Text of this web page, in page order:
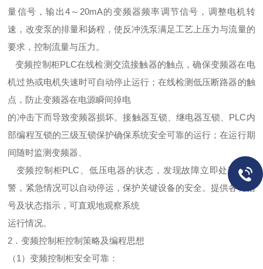
量信号，输出4～20mA的变频器频率调节信号，调整电机转
速，改变泵的排量和扬程，使反冲洗泵满足工艺上压力与流量的
要求，控制流量与压力。
变频控制柜PLC在线检测交流接触器的触点，确保变频器在电
机过热或电机失速时可自动停止运行；在线检测低压断路器的触
点，防止变频器在电源瞬间掉电
的冲击下而导致变频器损坏。接触器互锁、继电器互锁、PLC内
部编程互锁的三级互锁保护确保系统安全可靠的运行；在运行期
间随时监测变频器、
变频控制柜PLC、低压电器的状态，发现故障立即处理并报
警，紧急情况可以自动停运，保护关键设备的安全。提供各种信
号及状态指示，可直观地观察系统
运行情况。
2．变频控制柜控制策略及编程思想
（1）变频控制柜安全可靠：